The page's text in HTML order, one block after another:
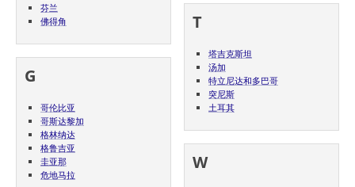
芬兰
佛得角
G
哥伦比亚
哥斯达黎加
格林纳达
格鲁吉亚
圭亚那
危地马拉
T
塔吉克斯坦
汤加
特立尼达和多巴哥
突尼斯
土耳其
W